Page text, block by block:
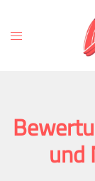
content
Toggle
und